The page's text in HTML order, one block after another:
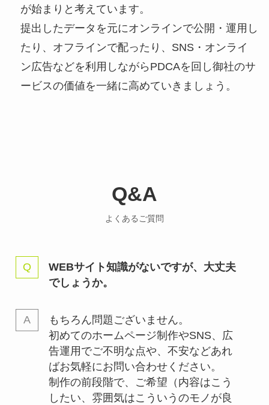
が始まりと考えています。
提出したデータを元にオンラインで公開・運用し
たり、オフラインで配ったり、SNS・オンライ
ン広告などを利用しながらPDCAを回し御社のサ
ービスの価値を一緒に高めていきましょう。
Q&A
よくあるご質問
WEBサイト知識がないですが、大丈夫
でしょうか。
もちろん問題ございません。
初めてのホームページ制作やSNS、広
告運用でご不明な点や、不安などあれ
ばお気軽にお問い合わせください。
制作の前段階で、ご希望（内容はこう
したい、雰囲気はこういうのモノが良